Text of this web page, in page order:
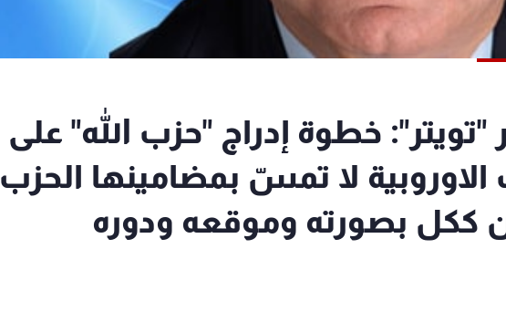
خطوة إدراج "حزب الله" على
الاوروبية لا تمسّ بمضامينها الحزب
ككل بصورته وموقعه ودوره